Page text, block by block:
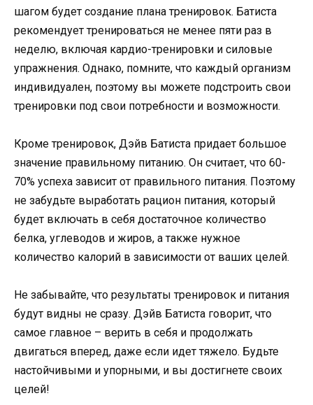
шагом будет создание плана тренировок. Батиста
рекомендует тренироваться не менее пяти раз в
неделю, включая кардио-тренировки и силовые
упражнения. Однако, помните, что каждый организм
индивидуален, поэтому вы можете подстроить свои
тренировки под свои потребности и возможности.
Кроме тренировок, Дэйв Батиста придает большое
значение правильному питанию. Он считает, что 60-
70% успеха зависит от правильного питания. Поэтому
не забудьте выработать рацион питания, который
будет включать в себя достаточное количество
белка, углеводов и жиров, а также нужное
количество калорий в зависимости от ваших целей.
Не забывайте, что результаты тренировок и питания
будут видны не сразу. Дэйв Батиста говорит, что
самое главное – верить в себя и продолжать
двигаться вперед, даже если идет тяжело. Будьте
настойчивыми и упорными, и вы достигнете своих
целей!